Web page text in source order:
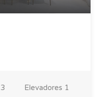
3 Elevadores 1